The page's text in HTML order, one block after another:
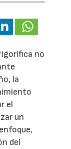
no
la
el
un
del